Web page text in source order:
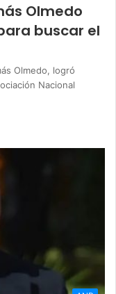
Olmedo
buscar el
Olmedo, logró
Nacional